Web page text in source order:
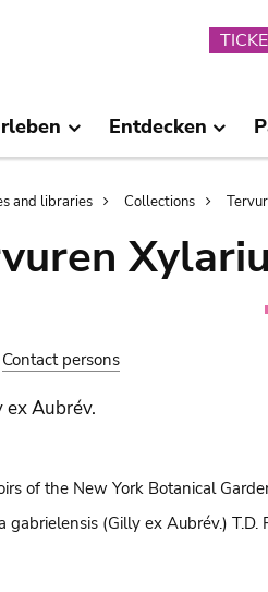
Entdecken
and libraries Collections
Contact persons
ex Aubrév.
of the New York Botanical
gabrielensis (Gilly ex Aubrév.) T.D.